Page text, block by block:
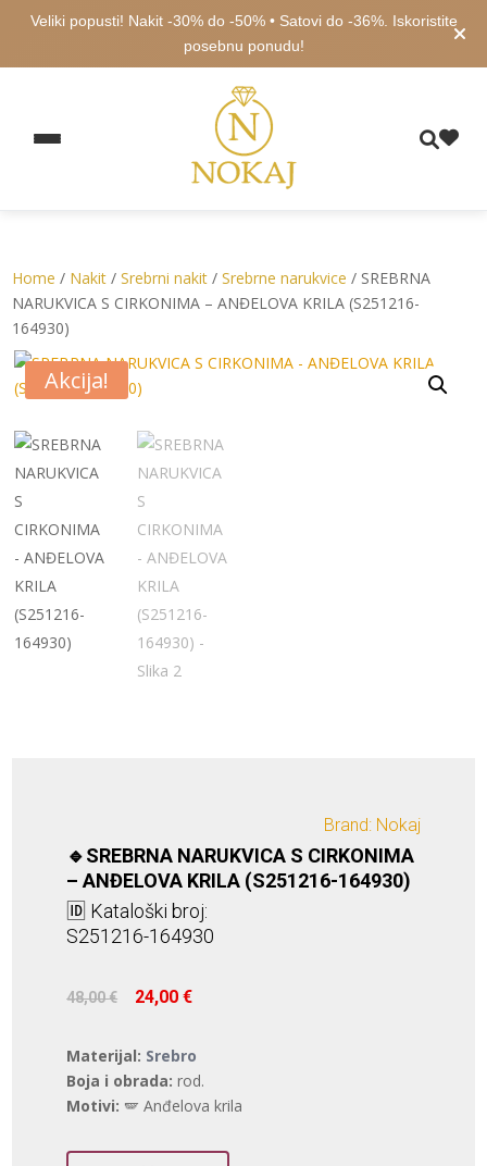
Veliki popusti! Nakit -30% do -50% • Satovi do -36%. Iskoristite
posebnu ponudu!
Home / Nakit /Srebrni nakit /Srebrne narukvice / SREBRNA
NARUKVICA S CIRKONIMA – ANĐELOVA KRILA (S251216-
164930)
Akcija!
Brand: Nokaj
🔹SREBRNA NARUKVICA S CIRKONIMA
– ANĐELOVA KRILA (S251216-164930)
🆔 Kataloški broj:
S251216-164930
48,00€ Izvorna
cijena
bila
je:
48,00 €.
24,00€
Materijal: Srebro
Boja i obrada: rod.
Motivi: 🪽 Anđelova krila